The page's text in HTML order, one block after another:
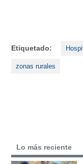
Etiquetado:
zonas rurales
Lo más reciente